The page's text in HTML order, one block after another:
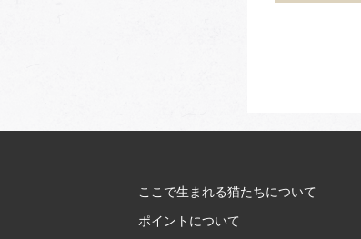
ここで生まれる猫たちについて
ポイントについて